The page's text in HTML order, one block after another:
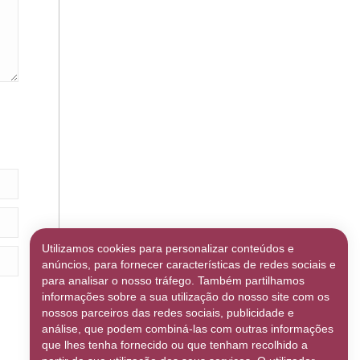
Utilizamos cookies para personalizar conteúdos e
anúncios, para fornecer características de redes sociais e
para analisar o nosso tráfego. Também partilhamos
informações sobre a sua utilização do nosso site com os
nossos parceiros das redes sociais, publicidade e
análise, que podem combiná-las com outras informações
que lhes tenha fornecido ou que tenham recolhido a